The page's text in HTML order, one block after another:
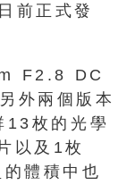
前正式發
F2.8 DC
外兩個版本
13枚的光學
以及1枚
體積中也